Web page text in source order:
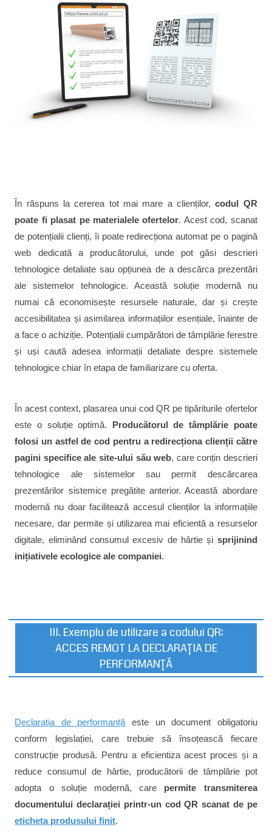
În răspuns la cererea tot mai mare a clienților,codul QR
poate fi plasat pe materialele ofertelor. Acest cod, scanat
de potențialii clienți, îi poate redirecționa automat pe o pagină
web dedicată a producătorului, unde pot găsi descrieri
tehnologice detaliate sau opțiunea de a descărca prezentări
ale sistemelor tehnologice. Această soluție modernă nu
numai că economisește resursele naturale, dar și crește
accesibilitatea și asimilarea informațiilor esențiale, înainte de
a face o achiziție. Potențialii cumpărători de tâmplărie ferestre
și uși caută adesea informații detaliate despre sistemele
tehnologice chiar în etapa de familiarizare cu oferta.
În acest context, plasarea unui cod QR pe tipăriturile ofertelor
este o soluție optimă. Producătorul de tâmplărie poate
folosi un astfel de cod pentru a redirecționa clienții către
pagini specifice ale site-ului său web, care conțin descrieri
tehnologice ale sistemelor sau permit descărcarea
prezentărilor sistemice pregătite anterior. Această abordare
modernă nu doar facilitează accesul clienților la informațiile
necesare, dar permite și utilizarea mai eficientă a resurselor
digitale, eliminând consumul excesiv de hârtie și sprijinind
inițiativele ecologice ale companiei.
III. Exemplu de utilizare a codului QR:
ACCES REMOT LA DECLARAȚIA DE
PERFORMANȚĂ
Declarația de performanță este un document obligatoriu
conform legislației, care trebuie să însoțească fiecare
construcție produsă. Pentru a eficientiza acest proces și a
reduce consumul de hârtie, producătorii de tâmplărie pot
adopta o soluție modernă, care permite transmiterea
documentului declarației printr-un cod QR scanat de pe
eticheta produsului finit.